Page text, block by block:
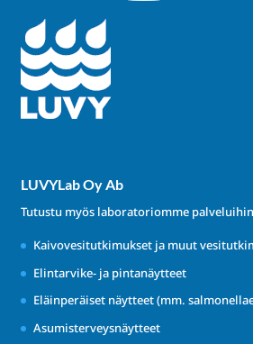
LUVYLab Oy Ab
Tutustu myös laboratoriomme
Kaivovesitutkimukset ja muut
Elintarvike- ja pintanäytteet
Eläinperäiset näytteet (mm.
Asumisterveysnäytteet